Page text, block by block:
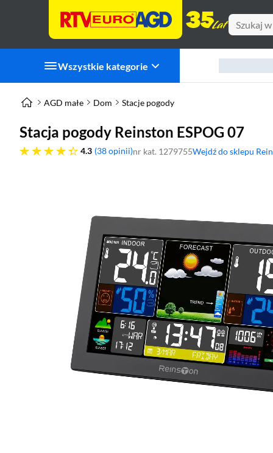
Wszystkie kategorie
AGD małe Dom Stacje pogody
Stacja pogody Reinston ESPOG 07
4.3
4.3 gwiazdek 38 opinii nr kat. 1279755Wejdź do sklepu
(otworzy się w